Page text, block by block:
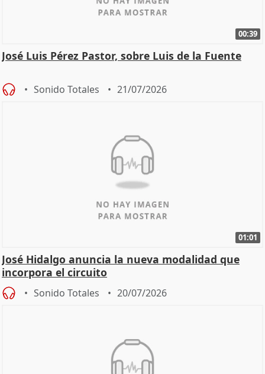
00:39
José Luis Pérez Pastor, sobre Luis de la Fuente
Sonido Totales 21/07/2026
01:01
José Hidalgo anuncia la nueva modalidad que
incorpora el circuito
Sonido Totales 20/07/2026